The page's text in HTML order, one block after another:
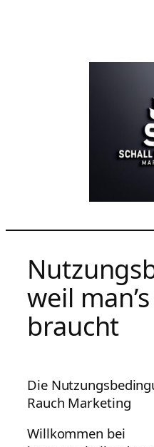
weil
braucht
Die
Rauch Marketing
Willkommen bei